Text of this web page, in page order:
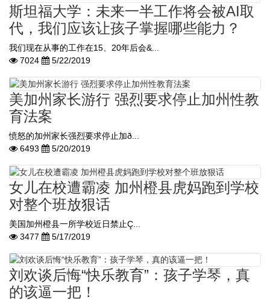
斯坦福大学：未来一半工作将会被AI取
代，我们应该让孩子掌握哪些能力？
我们现在从事的工作在15、20年后会&...
7024
5/22/2019
美加州家长游行 强烈要求停止加州性教
育法案
愤怒的加州家长强烈要求停止加ð...
6493
5/20/2019
女儿在校遭霸凌 加州橙县虎妈跑到学校
对整个班放狠话
美国加州橙县一所学校近日禁止Ç...
3477
5/17/2019
刘欢谈后悔“快乐教育”：孩子学琴，真
的该逼一把！